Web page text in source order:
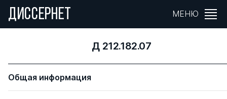
ДИССЕРНЕТ МЕНЮ
Д 212.182.07
Общая информация